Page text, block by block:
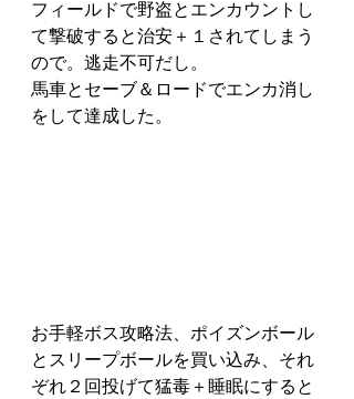
フィールドで野盗とエンカウントし
て撃破すると治安＋１されてしまう
ので。逃走不可だし。
馬車とセーブ＆ロードでエンカ消し
をして達成した。
お手軽ボス攻略法、ポイズンボール
とスリープボールを買い込み、それ
ぞれ２回投げて猛毒＋睡眠にすると